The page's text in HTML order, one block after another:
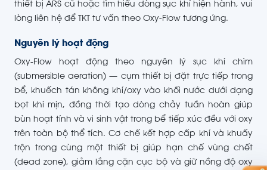
thiết bị ARS cũ hoặc tìm hiểu dòng sục khí hiện hành, vui
lòng liên hệ để TKT tư vấn theo Oxy-Flow tương ứng.
Nguyên lý hoạt động
Oxy-Flow hoạt động theo nguyên lý sục khí chìm
(submersible aeration) — cụm thiết bị đặt trực tiếp trong
bể, khuếch tán không khí/oxy vào khối nước dưới dạng
bọt khí mịn, đồng thời tạo dòng chảy tuần hoàn giúp
bùn hoạt tính và vi sinh vật trong bể tiếp xúc đều với oxy
trên toàn bộ thể tích. Cơ chế kết hợp cấp khí và khuấy
trộn trong cùng một thiết bị giúp hạn chế vùng chết
(dead zone), giảm lắng cặn cục bộ và giữ nồng độ oxy